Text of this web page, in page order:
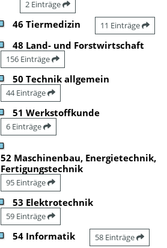
2 Einträge
46 Tiermedizin 11 Einträge
48 Land- und Forstwirtschaft
156 Einträge
50 Technik allgemein
44 Einträge
51 Werkstoffkunde
6 Einträge
52 Maschinenbau, Energietechnik,
Fertigungstechnik
95 Einträge
53 Elektrotechnik
59 Einträge
54 Informatik 58 Einträge